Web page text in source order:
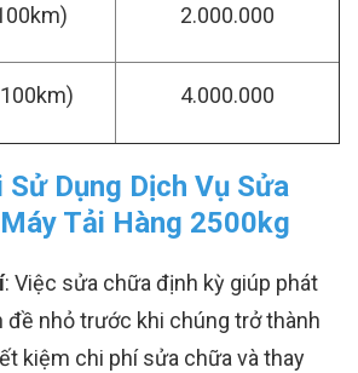
2.000.000
4.000.000
Dụng Dịch Vụ Sửa
Tải Hàng 2500kg
: Việc sửa chữa định kỳ giúp phát
đề nhỏ trước khi chúng trở thành
kiệm chi phí sửa chữa và thay